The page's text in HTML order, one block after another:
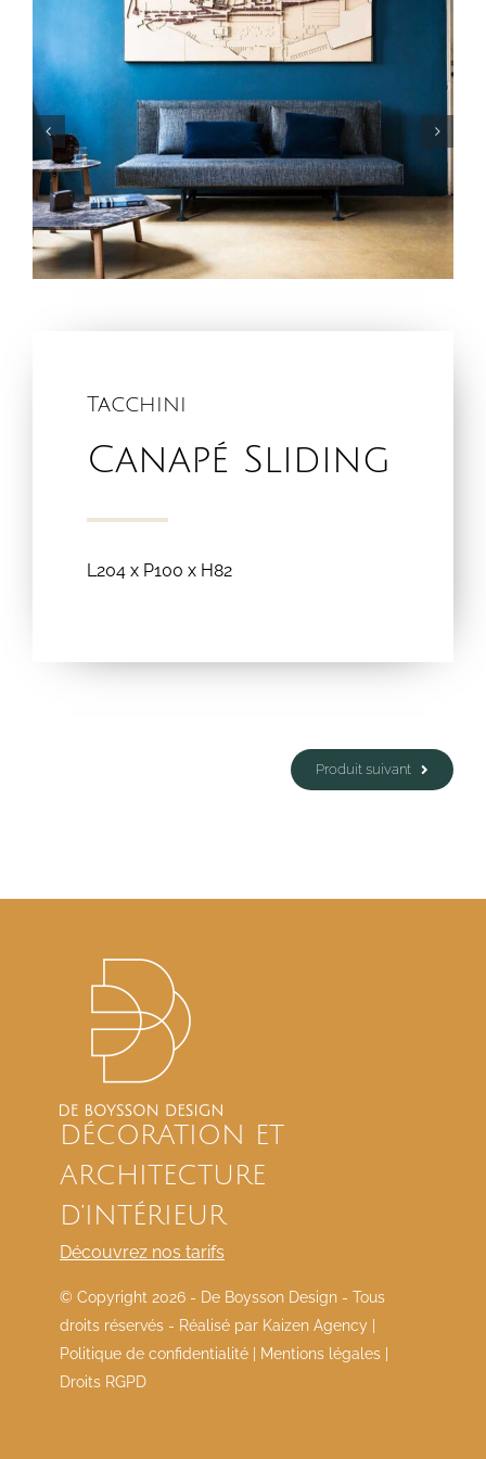
Tacchini
Canapé Sliding
L204 x P100 x H82
Produit suivant
DÉCORATION ET
ARCHITECTURE
D’INTÉRIEUR
Découvrez nos tarifs
© Copyright 2026 - De Boysson Design - Tous
droits réservés - Réalisé par Kaizen Agency
Politique de confidentialité
Mentions légales
Droits RGPD